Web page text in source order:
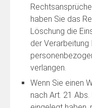
haben Sie das
Löschung die
der Verarbeitung
verlangen.
Wenn Sie einen
nach Art. 21 Abs.